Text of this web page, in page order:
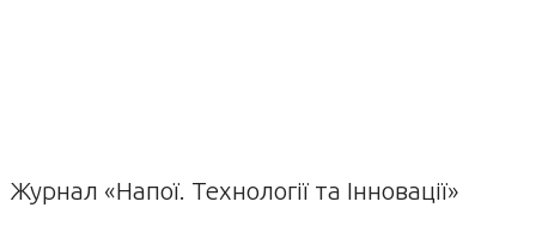
Журнал «Напої. Технології та Інновації»